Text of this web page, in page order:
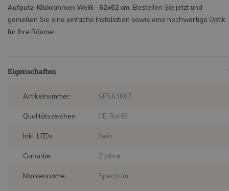
Aufputz-Klickrahmen Weiß - 62x62 cm. Bestellen Sie jetzt und
genießen Sie eine einfache Installation sowie eine hochwertige Optik
für Ihre Räume!
Eigenschaften
Artikelnummer: SP563667
Qualitätszeichen CE, RoHS
Inkl. LEDs Nein
Garantie 2 Jahre
Markenname Spectrum